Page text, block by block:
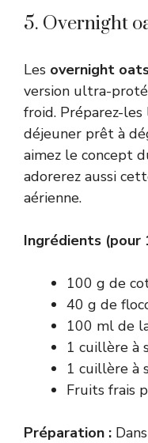
5. Overnight
Les overnight
version ultra-
froid. Préparez-
déjeuner prêt à
aimez le concept
adorerez aussi
aérienne.
Ingrédients (pour
100 g de
40 g de
100 ml de
1 cuillère à
1 cuillère à
Fruits frais
Préparation :